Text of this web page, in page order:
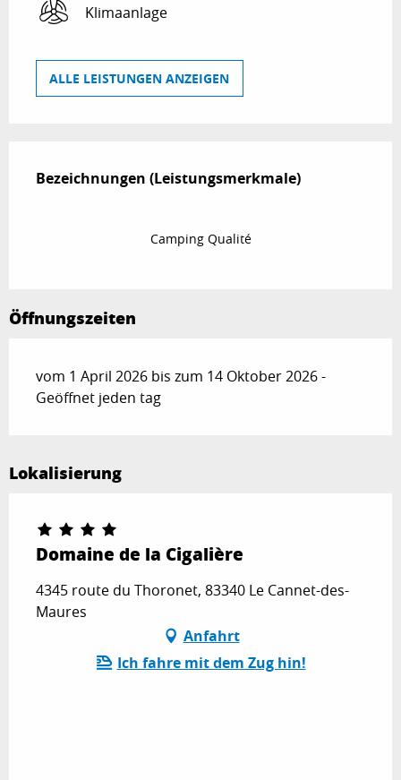
Klimaanlage
ALLE LEISTUNGEN ANZEIGEN
Bezeichnungen (Leistungsmerkmale)
Bezeichnungen (Leistungsmerkmale)
Camping Qualité
Öffnungszeiten
vom 1 April 2026 bis zum 14 Oktober 2026 -
Geöffnet jeden tag
Lokalisierung
Domaine de la Cigalière
4345 route du Thoronet, 83340 Le Cannet-des-
Maures
Anfahrt
Ich fahre mit dem Zug hin!